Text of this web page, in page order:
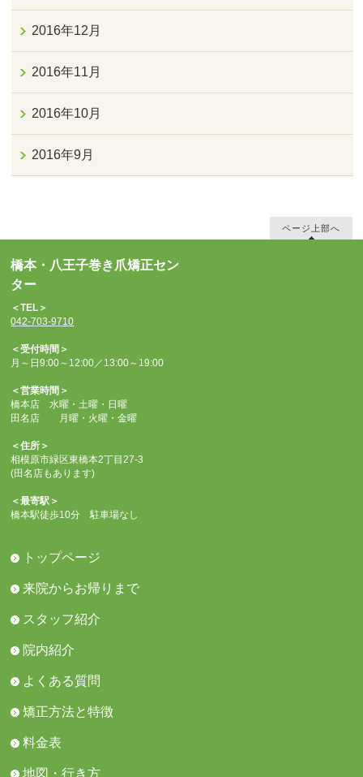
2016年12月
2016年11月
2016年10月
2016年9月
ページ上部へ
橋本・八王子巻き爪矯正セン
ター
＜TEL＞
042-703-9710
＜受付時間＞
月～日9:00～12:00／13:00～19:00
＜営業時間＞
橋本店 水曜・土曜・日曜
田名店 月曜・火曜・金曜
＜住所＞
相模原市緑区東橋本2丁目27-3
(田名店もあります)
＜最寄駅＞
橋本駅徒歩10分 駐車場なし
トップページ
来院からお帰りまで
スタッフ紹介
院内紹介
よくある質問
矯正方法と特徴
料金表
地図・行き方